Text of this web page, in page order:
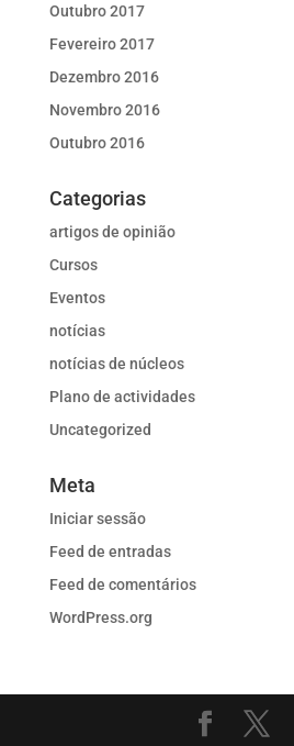
Outubro 2017
Fevereiro 2017
Dezembro 2016
Novembro 2016
Outubro 2016
Categorias
artigos de opinião
Cursos
Eventos
notícias
notícias de núcleos
Plano de actividades
Uncategorized
Meta
Iniciar sessão
Feed de entradas
Feed de comentários
WordPress.org